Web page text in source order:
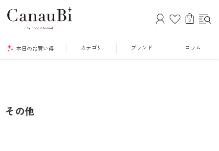
0
本日のお買い得 カテゴリ ブランド コラム
その他